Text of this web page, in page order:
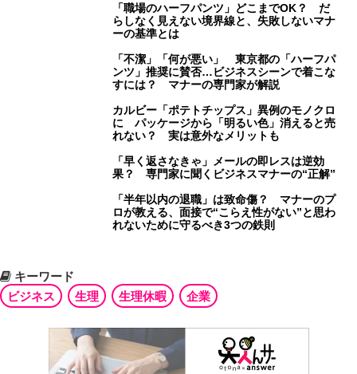
「職場のハーフパンツ」どこまでOK？ だ
らしなく見えない境界線と、失敗しないマナ
ーの基準とは
「不潔」「何が悪い」 東京都の「ハーフパ
ンツ」推奨に賛否…ビジネスシーンで着こな
すには？ マナーの専門家が解説
カルビー「ポテトチップス」異例のモノクロ
に パッケージから「明るい色」消えると売
れない？ 実は意外なメリットも
「早く返さなきゃ」メールの即レスは逆効
果？ 専門家に聞くビジネスマナーの“正解”
「半年以内の退職」は致命傷？ マナーのプ
ロが教える、面接で“こらえ性がない”と思わ
れないために守るべき3つの鉄則
キーワード
ビジネス
生理 生理休暇 企業